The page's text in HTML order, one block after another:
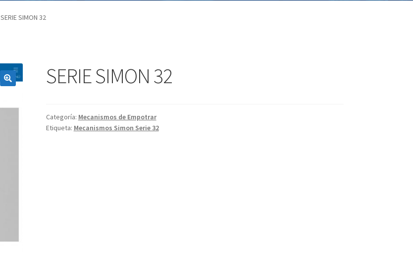
SERIE SIMON 32
SERIE SIMON 32
Categoría: Mecanismos de Empotrar
Etiqueta: Mecanismos Simon Serie 32